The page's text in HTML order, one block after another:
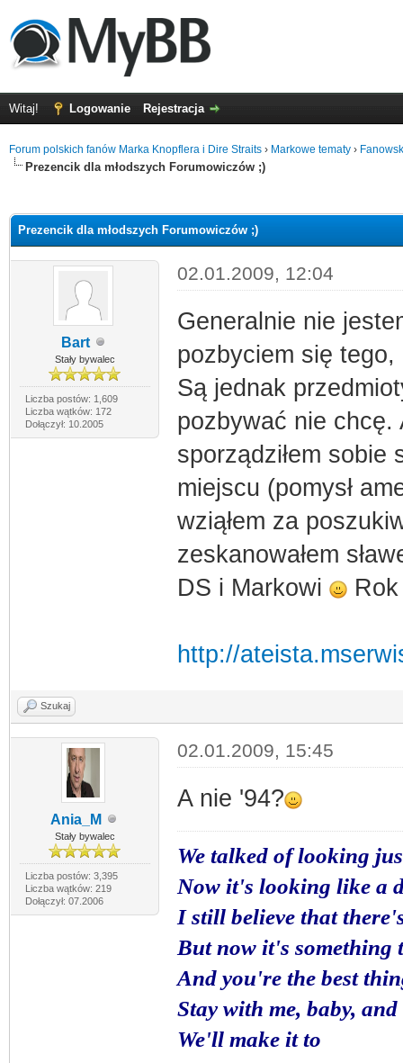
Witaj! Logowanie Rejestracja
Forum polskich fanów Marka Knopflera i Dire Straits › Markowe tematy ›
Prezencik dla młodszych Forumowiczów ;)
Prezencik dla młodszych Forumowiczów ;)
Bart
Stały bywalec
Liczba postów: 1,609
Liczba wątków: 172
Dołączył: 10.2005
02.01.2009, 12:04
Generalnie nie
pozbyciem się tego,
Są jednak
pozbywać nie
sporządziłem
miejscu (pomysł
wziąłem za
zeskanowałem
DS i Markowi
Rok
http://
Szukaj
Ania_M
Stały bywalec
Liczba postów: 3,395
Liczba wątków: 219
Dołączył: 07.2006
02.01.2009, 15:45
A nie '94?
We talked of looking
Now it's looking like a
I still believe that
But now it's something
And you're the best
Stay with me, baby,
We'll make it to